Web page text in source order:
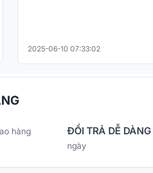
2025-06-10 07:33:02
hàng
ĐỔI TRẢ DỄ DÀNG
ngày